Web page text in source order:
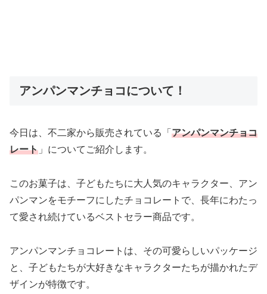
アンパンマンチョコについて！
今日は、不二家から販売されている「 アンパンマンチョコ
レート 」についてご紹介します。
このお菓子は、子どもたちに大人気のキャラクター、アン
パンマンをモチーフにしたチョコレートで、長年にわたっ
て愛され続けているベストセラー商品です。
アンパンマンチョコレートは、その可愛らしいパッケージ
と、子どもたちが大好きなキャラクターたちが描かれたデ
ザインが特徴です。